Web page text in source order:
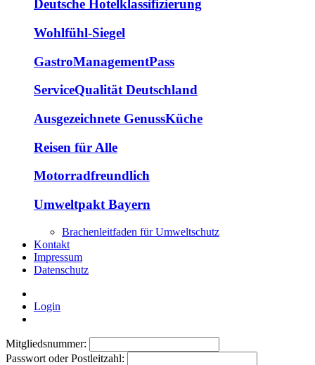
Deutsche Hotelklassifizierung
Wohlfühl-Siegel
GastroManagementPass
ServiceQualität Deutschland
Ausgezeichnete GenussKüche
Reisen für Alle
Motorradfreundlich
Umweltpakt Bayern
Brachenleitfaden für Umweltschutz
Kontakt
Impressum
Datenschutz
Login
Mitgliedsnummer:
Passwort oder Postleitzahl: